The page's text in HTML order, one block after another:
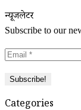
न्यूजलेटर
Subscribe to our
Categories